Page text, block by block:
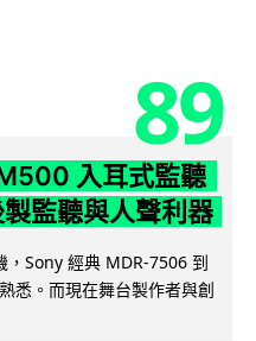
89
入耳式監聽
監聽與人聲利器
，Sony 經典 MDR-7506 到
悉。而現在舞台製作者與創